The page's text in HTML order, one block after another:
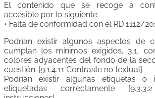
El contenido que se recoge a
accesible por lo siguiente:
• Falta de conformidad con el RD 1112/
Podrían existir algunos aspectos de
cumplan los mínimos exigidos, 3:1,
colores adyacentes del fondo de la
cuestión. [9.1.4.11 Contraste no textual]
Podrían existir algunas etiquetas o
etiquetadas correctamente